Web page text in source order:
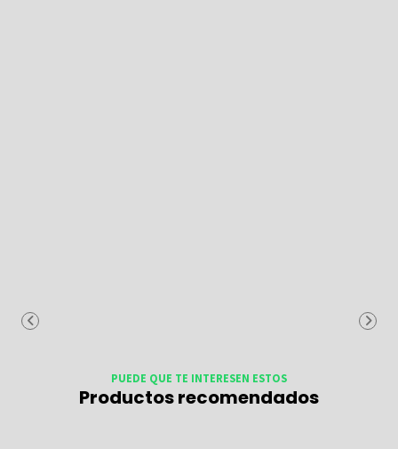
PUEDE QUE TE INTERESEN ESTOS
Productos recomendados